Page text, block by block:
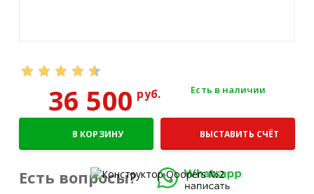
36 500руб. Есть в наличии
В КОРЗИНУ ВЫСТАВИТЬ СЧЁТ
Есть вопросы?